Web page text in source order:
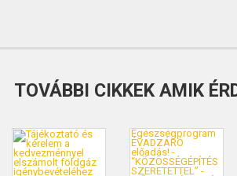
TOVÁBBI CIKKEK AMIK